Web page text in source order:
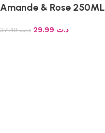
Amande & Rose 250ML
د.ت37.49 د.ت